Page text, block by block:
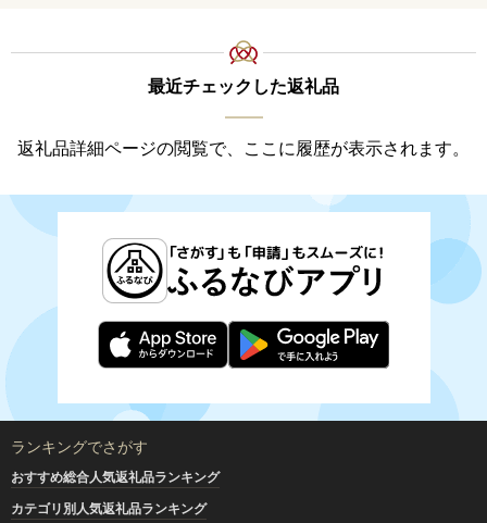
最近チェックした返礼品
返礼品詳細ページの閲覧で、ここに履歴が表示されます。
ランキングでさがす
おすすめ総合人気返礼品ランキング
カテゴリ別人気返礼品ランキング